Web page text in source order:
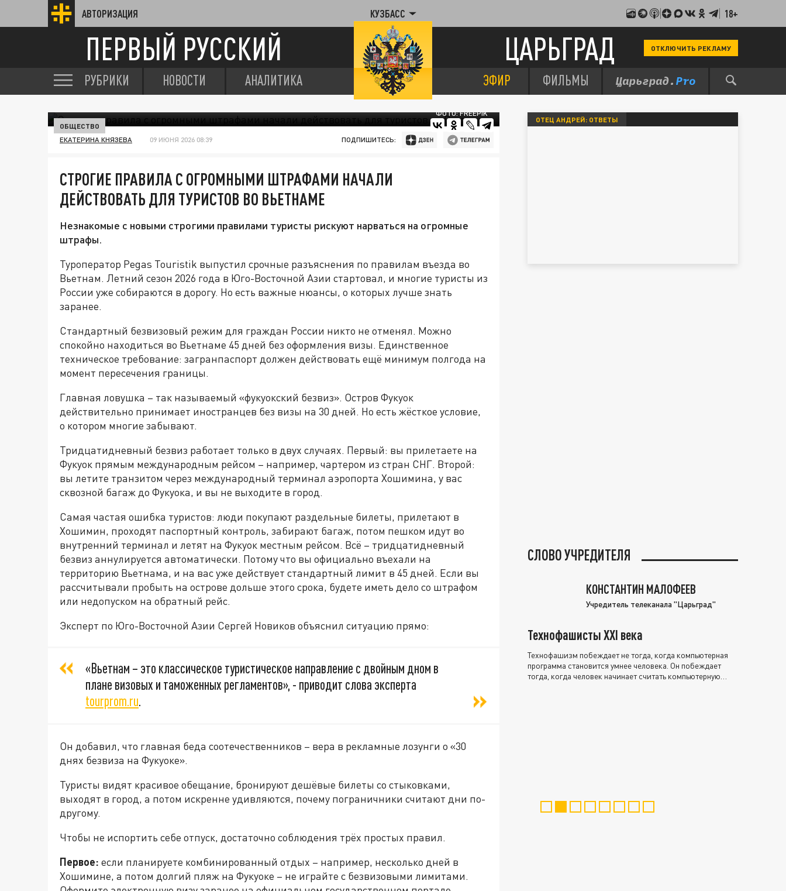
АВТОРИЗАЦИЯ КУЗБАСС 18+
ПЕРВЫЙ РУССКИЙ ЦАРЬГРАД ОТКЛЮЧИТЬ РЕКЛАМУ
РУБРИКИ НОВОСТИ АНАЛИТИКА ЭФИР ФИЛЬМЫ
ФОТО: FREEPIK
ОБЩЕСТВО
ЕКАТЕРИНА КНЯЗЕВА 09 ИЮНЯ 2026 08:39 ПОДПИШИТЕСЬ:
СТРОГИЕ ПРАВИЛА С ОГРОМНЫМИ ШТРАФАМИ НАЧАЛИ
ДЕЙСТВОВАТЬ ДЛЯ ТУРИСТОВ ВО ВЬЕТНАМЕ
Незнакомые с новыми строгими правилами туристы рискуют нарваться на огромные
штрафы.
Туроператор Pegas Touristik выпустил срочные разъяснения по правилам въезда во
Вьетнам. Летний сезон 2026 года в Юго-Восточной Азии стартовал, и многие туристы из
России уже собираются в дорогу. Но есть важные нюансы, о которых лучше знать
заранее.
Стандартный безвизовый режим для граждан России никто не отменял. Можно
спокойно находиться во Вьетнаме 45 дней без оформления визы. Единственное
техническое требование: загранпаспорт должен действовать ещё минимум полгода на
момент пересечения границы.
Главная ловушка – так называемый «фукуокский безвиз». Остров Фукуок
действительно принимает иностранцев без визы на 30 дней. Но есть жёсткое условие,
о котором многие забывают.
Тридцатидневный безвиз работает только в двух случаях. Первый: вы прилетаете на
Фукуок прямым международным рейсом – например, чартером из стран СНГ. Второй:
вы летите транзитом через международный терминал аэропорта Хошимина, у вас
сквозной багаж до Фукуока, и вы не выходите в город.
Самая частая ошибка туристов: люди покупают раздельные билеты, прилетают в
Хошимин, проходят паспортный контроль, забирают багаж, потом пешком идут во
внутренний терминал и летят на Фукуок местным рейсом. Всё – тридцатидневный
безвиз аннулируется автоматически. Потому что вы официально въехали на
территорию Вьетнама, и на вас уже действует стандартный лимит в 45 дней. Если вы
рассчитывали пробыть на острове дольше этого срока, будете иметь дело со штрафом
или недопуском на обратный рейс.
Эксперт по Юго-Восточной Азии Сергей Новиков объяснил ситуацию прямо:
«Вьетнам – это классическое туристическое направление с двойным дном в
плане визовых и таможенных регламентов», - приводит слова эксперта
tourprom.ru.
Он добавил, что главная беда соотечественников – вера в рекламные лозунги о «30
днях безвиза на Фукуоке».
Туристы видят красивое обещание, бронируют дешёвые билеты со стыковками,
выходят в город, а потом искренне удивляются, почему пограничники считают дни по-
другому.
Чтобы не испортить себе отпуск, достаточно соблюдения трёх простых правил.
Первое: если планируете комбинированный отдых – например, несколько дней в
Хошимине, а потом долгий пляж на Фукуоке – не играйте с безвизовыми лимитами.
ОТЕЦ АНДРЕЙ: ОТВЕТЫ
СЛОВО УЧРЕДИТЕЛЯ
КОНСТАНТИН МАЛОФЕЕВ
Учредитель телеканала "Царьград"
Технофашисты XXI века
Технофашизм побеждает не тогда, когда компьютерная
программа становится умнее человека. Он побеждает
тогда, когда человек начинает считать компьютерную